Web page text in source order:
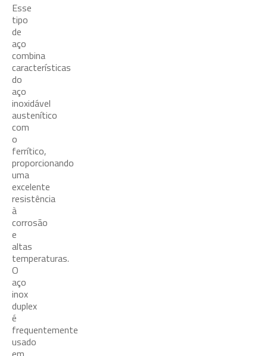
Esse
tipo
de
aço
combina
características
do
aço
inoxidável
austenítico
com
o
ferrítico,
proporcionando
uma
excelente
resistência
à
corrosão
e
altas
temperaturas.
O
aço
inox
duplex
é
frequentemente
usado